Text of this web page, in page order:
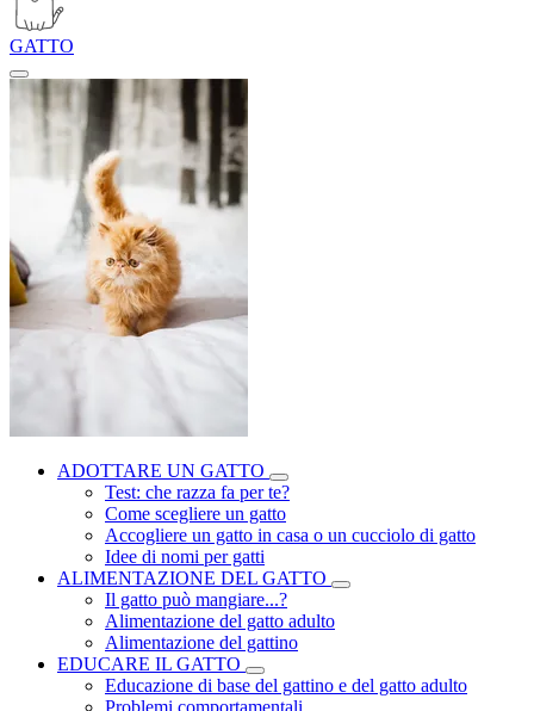
GATTO
ADOTTARE UN GATTO
Test: che razza fa per te?
Come scegliere un gatto
Accogliere un gatto in casa o un cucciolo di gatto
Idee di nomi per gatti
ALIMENTAZIONE DEL GATTO
Il gatto può mangiare...?
Alimentazione del gatto adulto
Alimentazione del gattino
EDUCARE IL GATTO
Educazione di base del gattino e del gatto adulto
Problemi comportamentali